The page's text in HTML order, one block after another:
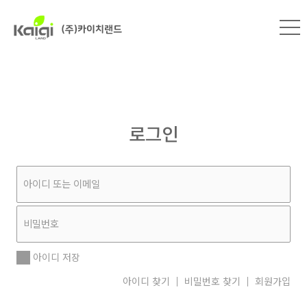
이시설 로비니아 놀이터
로그인
아이디 저장
아이디 찾기
비밀번호 찾기 회원가입